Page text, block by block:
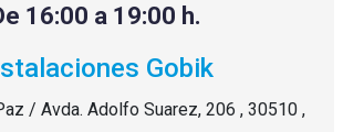
16:00 a 19:00 h.
Gobik
/ Avda. Adolfo Suarez, 206 , 30510 ,